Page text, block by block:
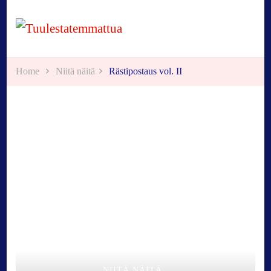
Tuulestatemmattua
Home Niitä näitä Rästipostaus vol. II